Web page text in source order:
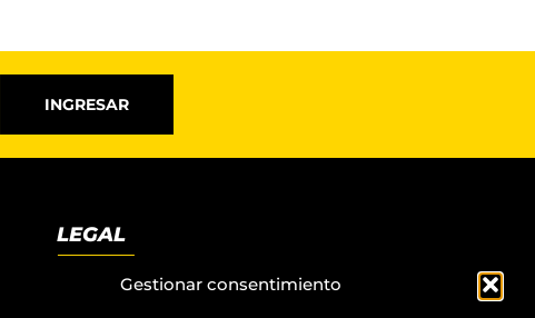
Gestionar consentimiento
INGRESAR
LEGAL
Términos y condiciones